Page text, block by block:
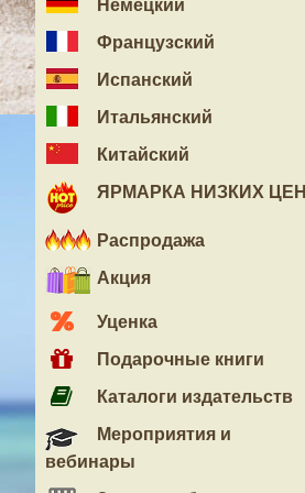
Немецкий
Французский
Испанский
Итальянский
Китайский
ЯРМАРКА НИЗКИХ ЦЕН
Распродажа
Акция
Уценка
Подарочные книги
Каталоги издательств
Мероприятия и
вебинары